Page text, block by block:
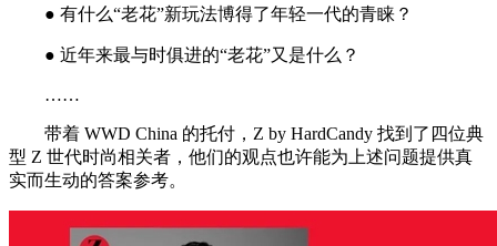
● 有什么“老花”新玩法博得了年轻一代的青睐？
● 近年来最与时俱进的“老花”又是什么？
……
带着 WWD China 的托付，Z by HardCandy 找到了四位典
型 Z 世代时尚相关者，他们的观点也许能为上述问题提供真
实而生动的答案参考。